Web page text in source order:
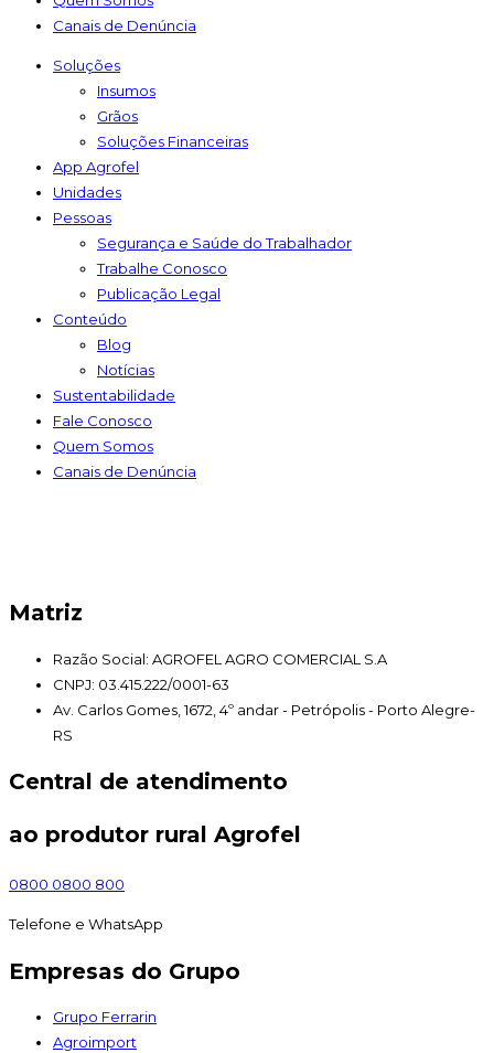
Canais de Denúncia
Soluções
Insumos
Grãos
Soluções Financeiras
App Agrofel
Unidades
Pessoas
Segurança e Saúde do Trabalhador
Trabalhe Conosco
Publicação Legal
Conteúdo
Blog
Notícias
Sustentabilidade
Fale Conosco
Quem Somos
Canais de Denúncia
Matriz
Razão Social: AGROFEL AGRO COMERCIAL S.A
CNPJ: 03.415.222/0001-63
Av. Carlos Gomes, 1672, 4º andar - Petrópolis - Porto Alegre-
RS
Central de atendimento
ao produtor rural Agrofel
0800 0800 800
Telefone e WhatsApp
Empresas do Grupo
Grupo Ferrarin
Agroimport